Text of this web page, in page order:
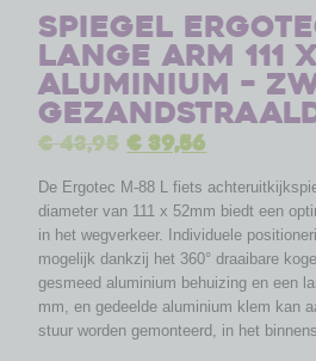
Spiegel
lange arm 111
aluminium –
€43,95 €39,56
De Ergotec M-88 L fiets
diameter van 111 x 52mm biedt een
in het wegverkeer. Individuele
mogelijk dankzij het 360° draaibare
gesmeed aluminium behuizing en een
mm, en gedeelde aluminium klem kan
stuur worden gemonteerd, in het